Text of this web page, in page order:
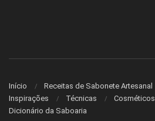
Início Receitas de Sabonete Artesanal
Inspirações
Técnicas
Cosméticos
Dicionário da Saboaria